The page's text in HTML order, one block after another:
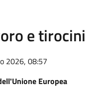
e tirocini
2026, 08:57
Europea